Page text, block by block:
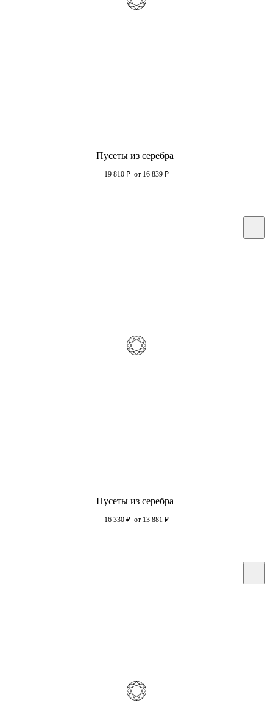
Пусеты из серебра
19 810 ₽ от 16 839 ₽
Пусеты из серебра
16 330 ₽ от 13 881 ₽